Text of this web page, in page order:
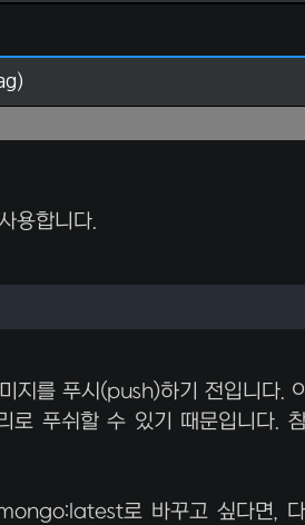
용합니다.
지를 푸시(push)하기 전입니다.
로 푸쉬할 수 있기 때문입니다.
로 바꾸고 싶다면,